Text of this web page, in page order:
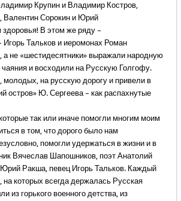
Крупин и Владимир Костров,
Валентин Сорокин и Юрий
здоровья! В этом же ряду –
Игорь Тальков и иеромонах Роман
не «шестидесятники» выражали народную
и восходили на Русскую Голгофу.
молодых, на русскую дорогу и привели в
остров» Ю. Сергеева – как распахнутые
так или иначе помогли многим моим
в том, что дорого было нам
помогли удержаться в жизни и в
Вячеслав Шапошников, поэт Анатолий
Ракша, певец Игорь Тальков. Каждый
на которых всегда держалась Русская
из горького военного детства, из